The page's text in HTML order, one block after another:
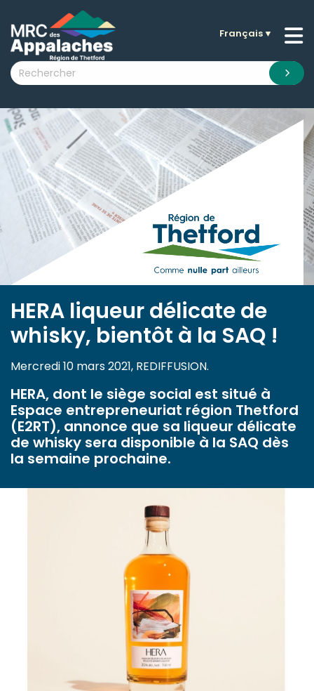
submenu (La MRC )
submenu (Citoyens )
submenu (Visiteurs )
submenu (Nouvelles )
submenu (Documentation )
Français▼
HERA liqueur délicate de
whisky, bientôt à la SAQ !
Mercredi 10 mars 2021, REDIFFUSION.
HERA, dont le siège social est situé à
Espace entrepreneuriat région Thetford
(E2RT), annonce que sa liqueur délicate
de whisky sera disponible à la SAQ dès
la semaine prochaine.